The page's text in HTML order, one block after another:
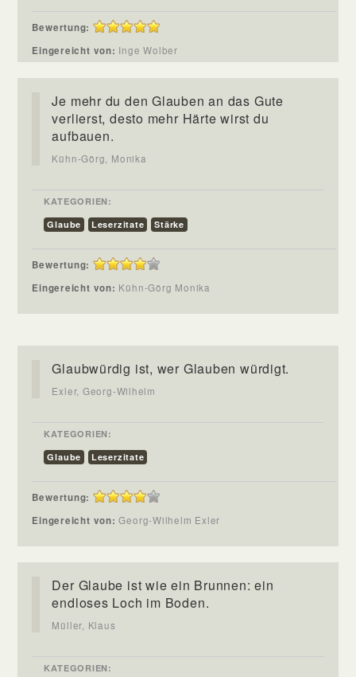
Bewertung:
Eingereicht von: Inge Wolber
Je mehr du den Glauben an das Gute
verlierst, desto mehr Härte wirst du
aufbauen.
Kühn-Görg, Monika
KATEGORIEN:
Glaube
Leserzitate Stärke
Bewertung:
Eingereicht von: Kühn-Görg Monika
Glaubwürdig ist, wer Glauben würdigt.
Exler, Georg-Wilhelm
KATEGORIEN:
Glaube
Leserzitate
Bewertung:
Eingereicht von:Georg-Wilhelm Exler
Der Glaube ist wie ein Brunnen: ein
endloses Loch im Boden.
Müller, Klaus
KATEGORIEN: